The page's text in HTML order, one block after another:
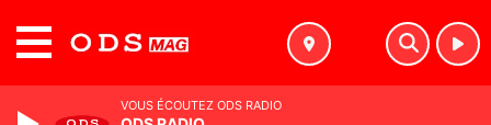
VOUS ÉCOUTEZ ODS RADIO